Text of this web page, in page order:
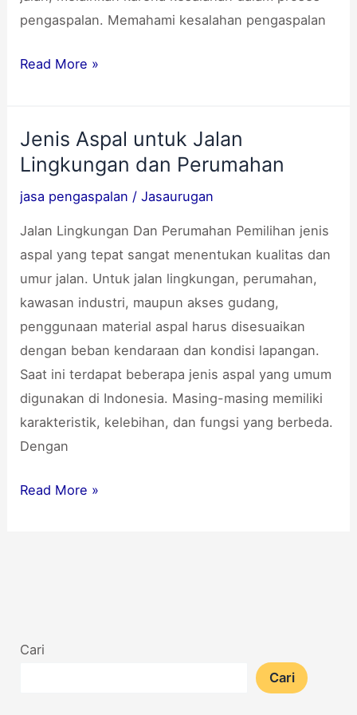
pengaspalan. Memahami kesalahan pengaspalan
Read More »
Jenis Aspal untuk Jalan
Lingkungan dan Perumahan
jasa pengaspalan /Jasaurugan
Jalan Lingkungan Dan Perumahan Pemilihan jenis
aspal yang tepat sangat menentukan kualitas dan
umur jalan. Untuk jalan lingkungan, perumahan,
kawasan industri, maupun akses gudang,
penggunaan material aspal harus disesuaikan
dengan beban kendaraan dan kondisi lapangan.
Saat ini terdapat beberapa jenis aspal yang umum
digunakan di Indonesia. Masing-masing memiliki
karakteristik, kelebihan, dan fungsi yang berbeda.
Dengan
Jenis
Aspal
Jalan
Lingkungan
dan
Perumahan
Read More »
Cari
Cari